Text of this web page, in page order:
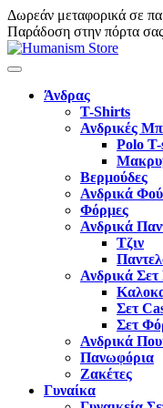
Δωρεάν μεταφορικά σε
Παράδοση στην πόρτα
Άνδρας
T-Shirts
Ανδρικές
Polo
Βερμούδες
Ανδρικά
Φόρμες
Ανδρικά
Τζιν
Ανδρικά
Σετ
Σετ
Ανδρικά
Πανωφόρια
Ζακέτες
Γυναίκα